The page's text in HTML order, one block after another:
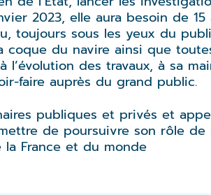
2023, elle aura besoin de
toujours sous les yeux du
coque du navire ainsi que
des travaux, à sa
faire auprès du grand public.
publiques et privés et
de poursuivre son rôle de
France et du monde